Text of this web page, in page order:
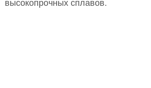
высокопрочных сплавов.